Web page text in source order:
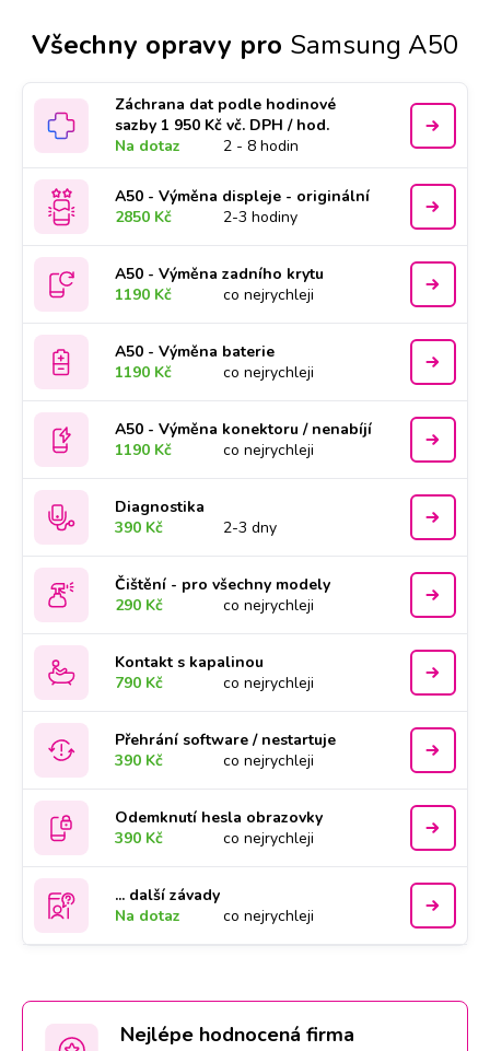
Všechny opravy pro Samsung A50
Záchrana dat podle hodinové
sazby 1 950 Kč vč. DPH / hod.
Na dotaz
2 - 8 hodin
A50 - Výměna displeje - originální
2850 Kč
2-3 hodiny
A50 - Výměna zadního krytu
1190 Kč
co nejrychleji
A50 - Výměna baterie
1190 Kč
co nejrychleji
A50 - Výměna konektoru / nenabíjí
1190 Kč
co nejrychleji
Diagnostika
390 Kč
2-3 dny
Čištění - pro všechny modely
290 Kč
co nejrychleji
Kontakt s kapalinou
790 Kč
co nejrychleji
Přehrání software / nestartuje
390 Kč
co nejrychleji
Odemknutí hesla obrazovky
390 Kč
co nejrychleji
... další závady
Na dotaz
co nejrychleji
Nejlépe hodnocená firma